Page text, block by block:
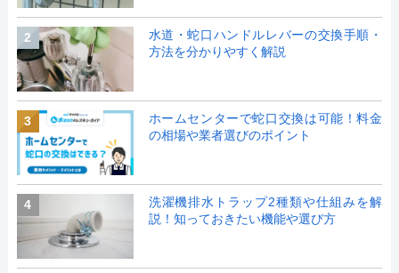
2
水道・蛇口ハンドルレバーの交換手順・
方法を分かりやすく解説
3
ホームセンターで蛇口交換は可能！料金
の相場や業者選びのポイント
4
洗濯機排水トラップ2種類や仕組みを解
説！知っておきたい機能や選び方